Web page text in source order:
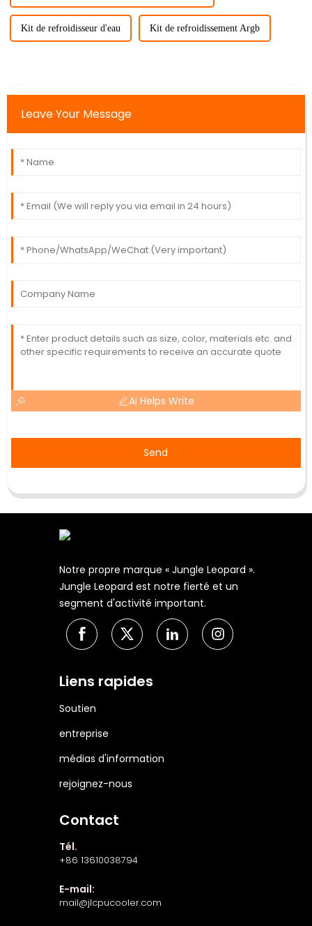
Kit de refroidisseur d'eau Kit de refroidissement Argb
Leave Your Message
AI Helps Write
Send
Notre propre marque « Jungle Leopard ».
Jungle Leopard est notre fierté et un
segment d'activité important.
Liens rapides
Soutien
entreprise
médias d'information
rejoignez-nous
Contact
Tél.
+86 13610038794
E-mail:
mail@jlcpucooler.com